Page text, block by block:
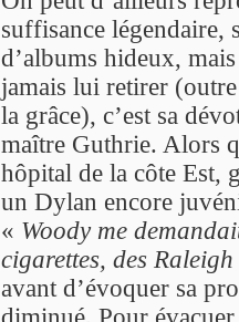
suffisance légendaire,
d’albums hideux,
jamais lui retirer
la grâce), c’est sa
maître Guthrie. Alors
hôpital de la côte Est,
un Dylan encore
« Woody me
cigarettes, des Raleigh
avant d’évoquer sa